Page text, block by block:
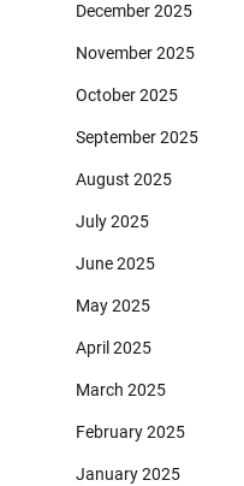
December 2025
November 2025
October 2025
September 2025
August 2025
July 2025
June 2025
May 2025
April 2025
March 2025
February 2025
January 2025